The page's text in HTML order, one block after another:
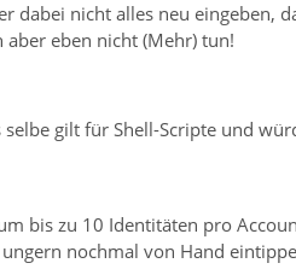
nicht alles neu eingeben,
eben nicht (Mehr) tun!
gilt für Shell-Scripte und
bis zu 10 Identitäten pro
nochmal von Hand